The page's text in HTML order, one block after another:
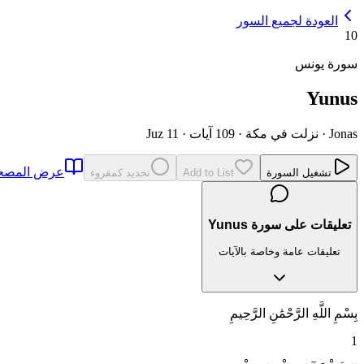
العودة لجميع السور
10
سورة يونس
Yunus
Jonas
· نزلت في مكة · 109 آيات ·
Juz 11
تشغيل السورة Add to List تحديد كمقروء عرض
تعليقات على سورة Yunus
تعليقات عامة وخاصة بالآيات
بِسْمِ اللَّهِ الرَّحْمَٰنِ الرَّحِيمِ
1